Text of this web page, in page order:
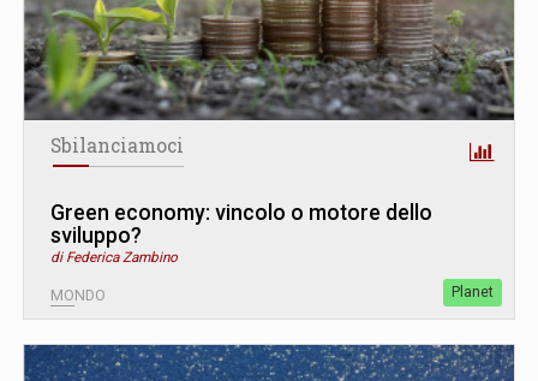
Sbilanciamoci
Green economy: vincolo o motore dello
sviluppo?
di Federica Zambino
MONDO Planet